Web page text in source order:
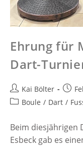
Ehrung für
Dart-
Kai Bölter
Boule / Dart /
Beim diesjährigen
Esbeck gab es